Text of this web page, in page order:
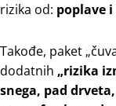
rizikа od: pоplаvе i
Takođe, paket
dodatnih „rizika
snеgа, pаd